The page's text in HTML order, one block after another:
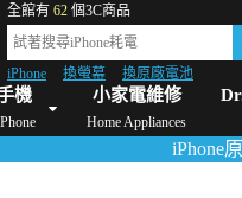
全館有 62 個3C商品
iPhone 換螢幕
換原廠電池
機 小家電維修
Home Appliances
格 Dyson維修/價格 Mac Mini
iPhone原廠電池/